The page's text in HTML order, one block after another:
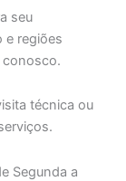
seu
e regiões
conosco.
técnica ou
Segunda a